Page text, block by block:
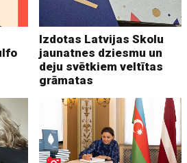
Izdotas Latvijas Skolu
jaunatnes dziesmu un
deju svētkiem veltītas
grāmatas